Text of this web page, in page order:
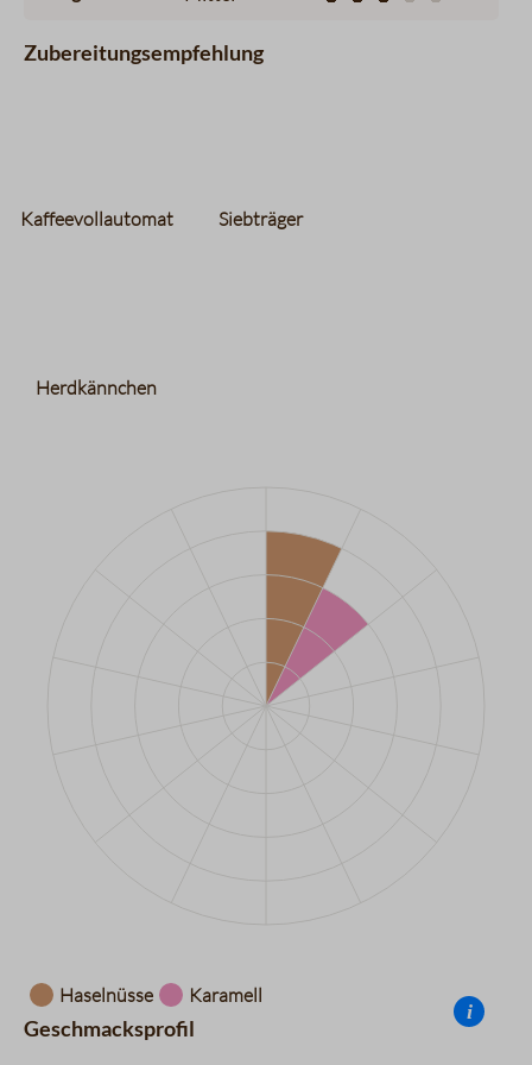
Zubereitungsempfehlung
Kaffeevollautomat Siebträger
Herdkännchen
Datentabelle für das Diagramm: Aromarad
Haselnüsse Karamell
Geschmacksprofil
i